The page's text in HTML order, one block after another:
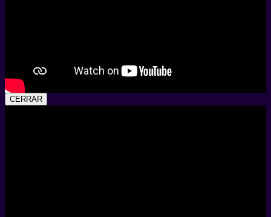
CERRAR